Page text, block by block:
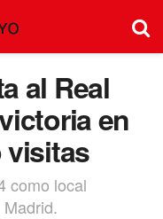
al Real
en
como local